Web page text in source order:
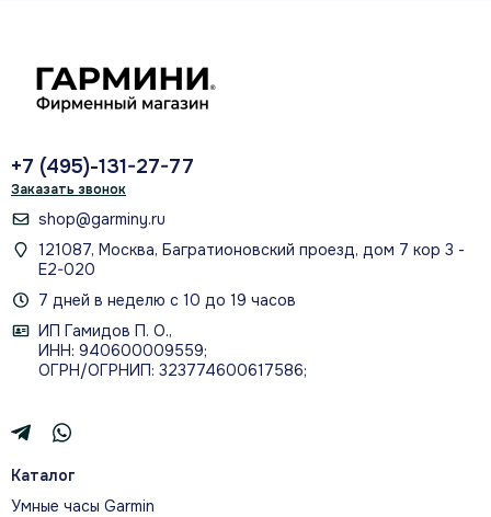
+7 (495)-131-27-77
Заказать звонок
shop@garminy.ru
121087, Москва, Багратионовский проезд, дом 7 кор 3 -
Е2-020
7 дней в неделю с 10 до 19 часов
ИП Гамидов П. О.,
ИНН: 940600009559;
ОГРН/ОГРНИП: 323774600617586;
Каталог
Умные часы Garmin